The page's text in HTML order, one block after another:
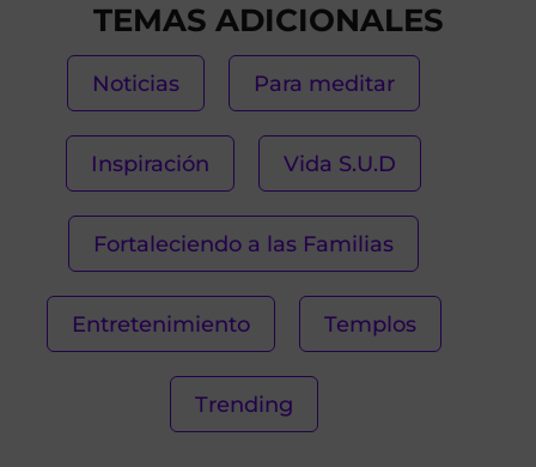
TEMAS ADICIONALES
Noticias Para meditar
Inspiración Vida S.U.D
Fortaleciendo a las Familias
Entretenimiento Templos
Trending